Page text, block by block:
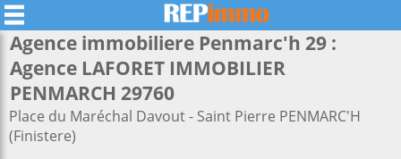
Agence immobiliere Penmarc'h 29 :
Agence LAFORET IMMOBILIER
PENMARCH 29760
Place du Maréchal Davout - Saint Pierre PENMARC'H
(Finistere)